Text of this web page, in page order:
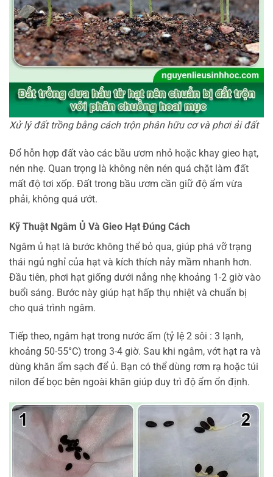
Xử lý đất trồng bằng cách trộn phân hữu cơ và phơi ải đất
Đổ hỗn hợp đất vào các bầu ươm nhỏ hoặc khay gieo hạt,
nén nhẹ. Quan trọng là không nên nén quá chặt làm đất
mất độ tơi xốp. Đất trong bầu ươm cần giữ độ ẩm vừa
phải, không quá ướt.
Kỹ Thuật Ngâm Ủ Và Gieo Hạt Đúng Cách
Ngâm ủ hạt là bước không thể bỏ qua, giúp phá vỡ trạng
thái ngủ nghỉ của hạt và kích thích nảy mầm nhanh hơn.
Đầu tiên, phơi hạt giống dưới nắng nhẹ khoảng 1-2 giờ vào
buổi sáng. Bước này giúp hạt hấp thụ nhiệt và chuẩn bị
cho quá trình ngâm.
Tiếp theo, ngâm hạt trong nước ấm (tỷ lệ 2 sôi : 3 lạnh,
khoảng 50-55°C) trong 3-4 giờ. Sau khi ngâm, vớt hạt ra và
dùng khăn ẩm sạch để ủ. Bạn có thể dùng rơm rạ hoặc túi
nilon để bọc bên ngoài khăn giúp duy trì độ ẩm ổn định.